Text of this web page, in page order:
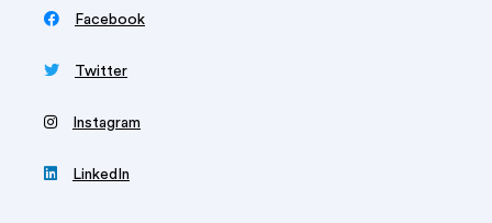
 Facebook
 Twitter
‍ Instagram
 LinkedIn